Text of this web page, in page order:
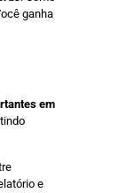
ganha
em
e